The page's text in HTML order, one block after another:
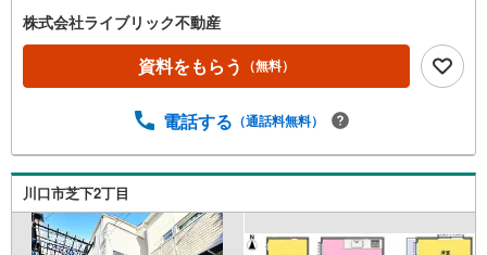
株式会社ライブリック不動産
資料をもらう （無料）
電話する （通話料無料）
川口市芝下2丁目